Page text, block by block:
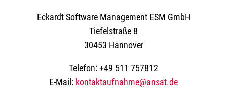
Eckardt Software Management ESM GmbH
Tiefelstraße 8
30453 Hannover
Telefon: +49 511 757812
E-Mail: kontaktaufnahme@ansat.de